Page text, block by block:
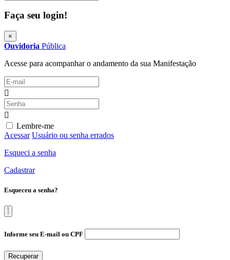
Faça seu login!
×
Ouvidoria Pública
Acesse para acompanhar o andamento da sua Manifestação
Lembre-me
Acessar Usuário ou senha errados
Esqueci a senha
Cadastrar
Esqueceu a senha?
Informe seu E-mail ou CPF
Recuperar